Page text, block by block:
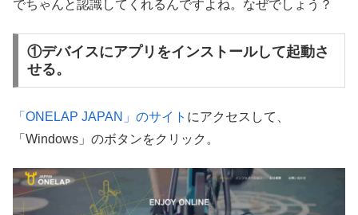
でちゃんと認識してくれるんですよね。なぜでしょう？
①デバイスにアプリをインストールして起動さ
せる。
「ONELAP JAPAN」のサイト にアクセスして、
「Windows」のボタンをクリック。